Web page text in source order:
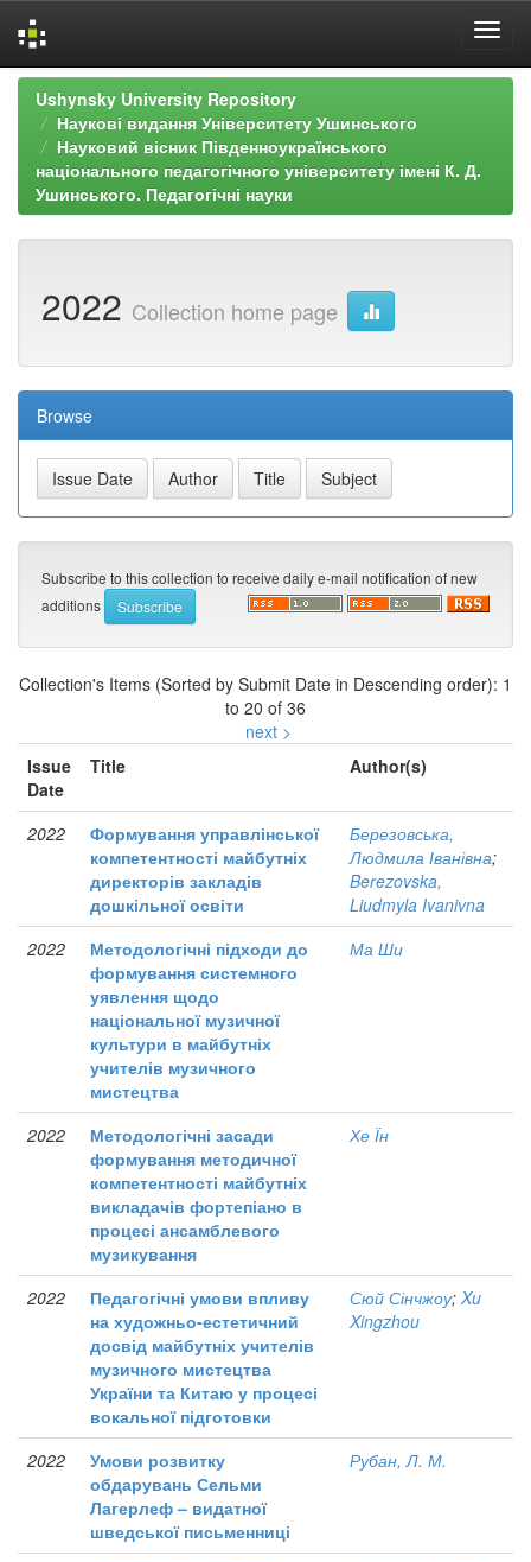
Skip
navigation
Ushynsky University Repository
Наукові видання Університету Ушинського
Науковий вісник Південноукраїнського
національного педагогічного університету імені К. Д.
Ушинського. Педагогічні науки
2022 Collection home page
Browse
Subscribe to this collection to receive daily e-mail notification of new
additions
Collection's Items (Sorted by Submit Date in Descending order): 1
to 20 of 36
next >
Issue
Date
Title Author(s)
2022
Формування управлінської
компетентності майбутніх
директорів закладів
дошкільної освіти
Березовська,
Людмила Іванівна;
Berezovska,
Liudmyla Ivanivna
2022
Методологічні підходи до
формування системного
уявлення щодо
національної музичної
культури в майбутніх
учителів музичного
мистецтва
Ма Ши
2022
Методологічні засади
формування методичної
компетентності майбутніх
викладачів фортепіано в
процесі ансамблевого
музикування
Хе Їн
2022
Педагогічні умови впливу
на художньо-естетичний
досвід майбутніх учителів
музичного мистецтва
України та Китаю у процесі
вокальної підготовки
Сюй Сінчжоу; Xu
Xingzhou
2022
Умови розвитку
обдарувань Сельми
Лагерлеф – видатної
шведської письменниці
Рубан, Л. М.